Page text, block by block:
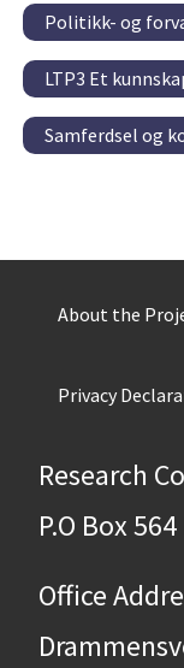
Politikk- og
LTP3 Et
Samferdsel og
About the
Privacy
Research
P.O Box
Office